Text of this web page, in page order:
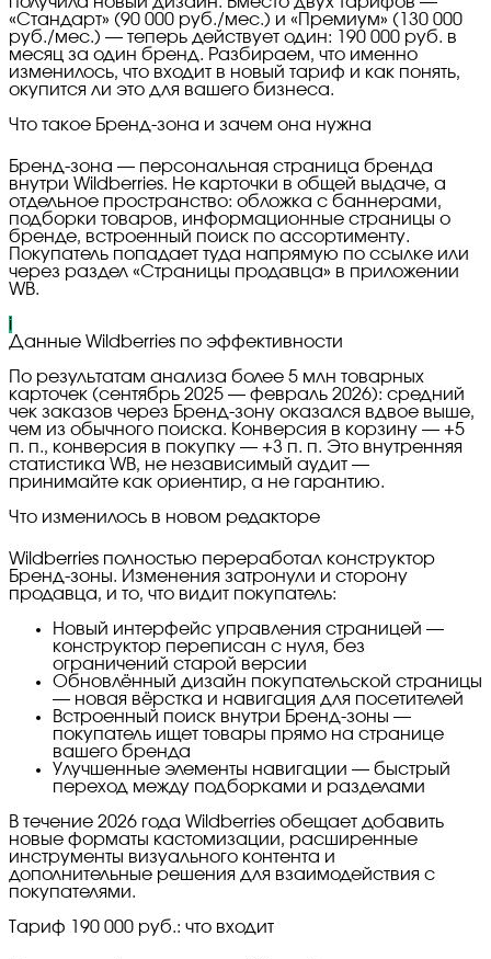
«Стандарт» (90 000 руб./мес.) и «Премиум» (130 000
руб./мес.) — теперь действует один: 190 000 руб. в
месяц за один бренд. Разбираем, что именно
изменилось, что входит в новый тариф и как понять,
окупится ли это для вашего бизнеса.
Что такое Бренд-зона и зачем она нужна
Бренд-зона — персональная страница бренда
внутри Wildberries. Не карточки в общей выдаче, а
отдельное пространство: обложка с баннерами,
подборки товаров, информационные страницы о
бренде, встроенный поиск по ассортименту.
Покупатель попадает туда напрямую по ссылке или
через раздел «Страницы продавца» в приложении
WB.
i
Данные Wildberries по эффективности
По результатам анализа более 5 млн товарных
карточек (сентябрь 2025 — февраль 2026): средний
чек заказов через Бренд-зону оказался вдвое выше,
чем из обычного поиска. Конверсия в корзину — +5
п. п., конверсия в покупку — +3 п. п. Это внутренняя
статистика WB, не независимый аудит —
принимайте как ориентир, а не гарантию.
Что изменилось в новом редакторе
Wildberries полностью переработал конструктор
Бренд-зоны. Изменения затронули и сторону
продавца, и то, что видит покупатель:
Новый интерфейс управления страницей —
конструктор переписан с нуля, без
ограничений старой версии
Обновлённый дизайн покупательской страницы
— новая вёрстка и навигация для посетителей
Встроенный поиск внутри Бренд-зоны —
покупатель ищет товары прямо на странице
вашего бренда
Улучшенные элементы навигации — быстрый
переход между подборками и разделами
В течение 2026 года Wildberries обещает добавить
новые форматы кастомизации, расширенные
инструменты визуального контента и
дополнительные решения для взаимодействия с
покупателями.
Тариф 190 000 руб.: что входит